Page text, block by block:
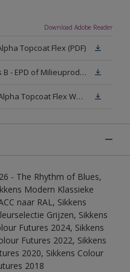
Download Adobe Reader
Topcoat Flex (PDF)
Sikkens Exterior Wallpaints B - EPD of Milieuproductverklaring
Veiligheidsinformatieblad Alpha Topcoat Flex White W05 (MSDS)
- The Rhythm of Blues,
Modern Klassieke
naar RAL, Sikkens
Grijzen, Sikkens
Futures 2024, Sikkens
Futures 2022, Sikkens
2020, Sikkens Colour
2018